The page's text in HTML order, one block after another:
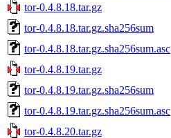
tor-0.4.8.18.tar.gz
tor-0.4.8.18.tar.gz.sha256sum
tor-0.4.8.18.tar.gz.sha256sum.asc
tor-0.4.8.19.tar.gz
tor-0.4.8.19.tar.gz.sha256sum
tor-0.4.8.19.tar.gz.sha256sum.asc
tor-0.4.8.20.tar.gz